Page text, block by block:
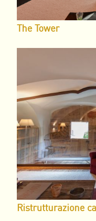
The Tower
Ristrutturazione